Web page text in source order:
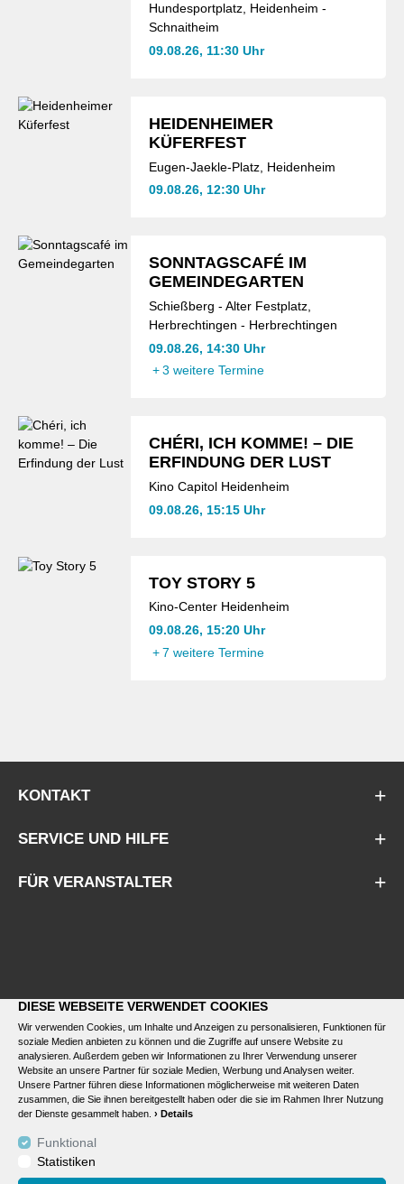
Hundesportplatz, Heidenheim -
Schnaitheim
09.08.26, 11:30 Uhr
HEIDENHEIMER
KÜFERFEST
Eugen-Jaekle-Platz, Heidenheim
09.08.26, 12:30 Uhr
SONNTAGSCAFÉ IM
GEMEINDEGARTEN
Schießberg - Alter Festplatz,
Herbrechtingen - Herbrechtingen
09.08.26, 14:30 Uhr
+ 3 weitere Termine
CHÉRI, ICH KOMME! – DIE
ERFINDUNG DER LUST
Kino Capitol Heidenheim
09.08.26, 15:15 Uhr
TOY STORY 5
Kino-Center Heidenheim
09.08.26, 15:20 Uhr
+ 7 weitere Termine
KONTAKT
SERVICE UND HILFE
FÜR VERANSTALTER
DIESE WEBSEITE VERWENDET COOKIES
Wir verwenden Cookies, um Inhalte und Anzeigen zu personalisieren, Funktionen für
soziale Medien anbieten zu können und die Zugriffe auf unsere Website zu
analysieren. Außerdem geben wir Informationen zu Ihrer Verwendung unserer
Website an unsere Partner für soziale Medien, Werbung und Analysen weiter.
Unsere Partner führen diese Informationen möglicherweise mit weiteren Daten
zusammen, die Sie ihnen bereitgestellt haben oder die sie im Rahmen Ihrer Nutzung
der Dienste gesammelt haben. › Details
Funktional
Statistiken